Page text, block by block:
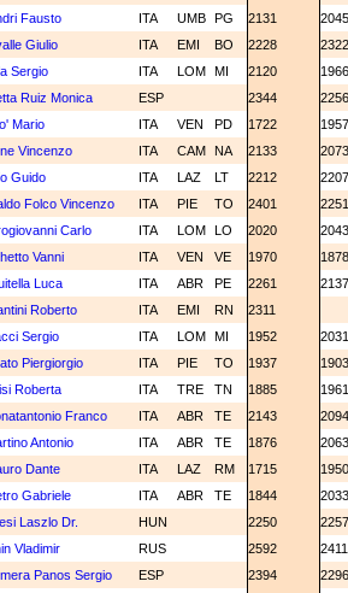
Fausto ITA UMB PG 2131
Giulio ITA EMI BO 2228
Sergio ITA LOM MI 2120
Ruiz Monica ESP 2344
Mario ITA VEN PD 1722
Vincenzo ITA CAM NA 2133
Guido ITA LAZ LT 2212
Folco Vincenzo ITA PIE TO 2401
Carlo ITA LOM LO 2020
Vanni ITA VEN VE 1970
Luca ITA ABR PE 2261
Roberto ITA EMI RN 2311
Sergio ITA LOM MI 1952
Piergiorgio ITA PIE TO 1937
Roberta ITA TRE TN 1885
Franco ITA ABR TE 2143
Antonio ITA ABR TE 1876
Dante ITA LAZ RM 1715
Gabriele ITA ABR TE 1844
Laszlo Dr. HUN 2250
Vladimir RUS 2592
Panos Sergio ESP 2394